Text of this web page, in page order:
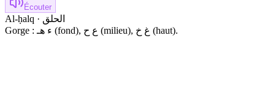
Écouter
Al-ḥalq · الحلق
Gorge : ء هـ (fond), ع ح (milieu), غ خ (haut).